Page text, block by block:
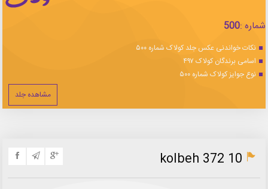
شماره :500
نکات خواندنی عکس جلد کولاک شماره ۵۰۰
اسامی برندگان کولاک ۴۹۷
نوع جوایز کولاک شماره ۵۰۰
مشاهده جلد
kolbeh 372 10